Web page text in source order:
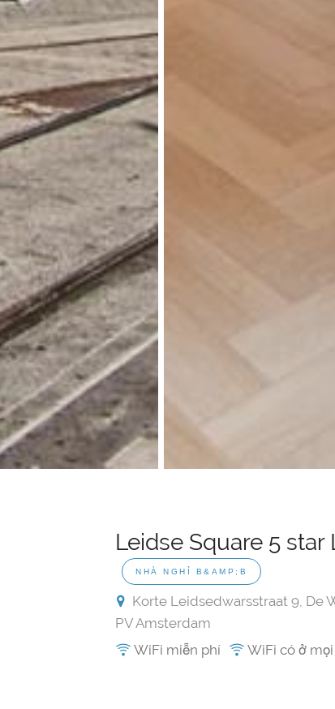
Leidse Square 5
NHÀ NGHỈ B&AMP;B
Korte Leidsedwarsstraat 9, De
PV Amsterdam
WiFi miễn phí
WiFi có ở